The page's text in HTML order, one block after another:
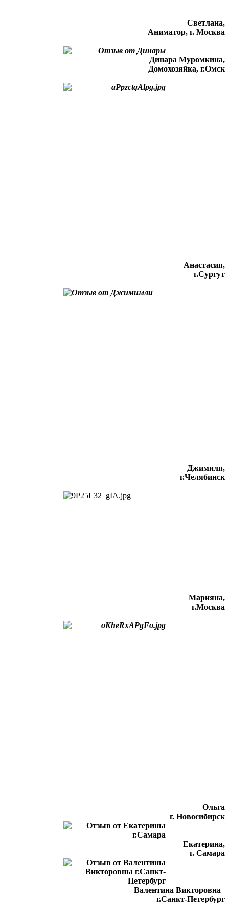
Светлана,
Аниматор, г. Москва
Динара Муромкина,
Домохозяйка, г.Омск
Анастасия,
г.Сургут
Джимиля,
г.Челябинск
Марияна,
г.Москва
Ольга
г. Новосибирск
Екатерина,
г. Самара
Валентина Викторовна
г.Санкт-Петербург